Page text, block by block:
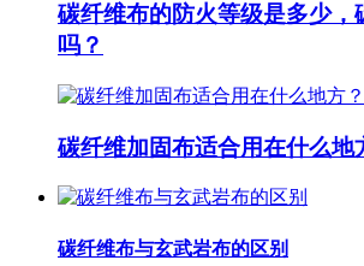
碳纤维布的防火等级是多少，
吗？
碳纤维加固布适合用在什么地
碳纤维布与玄武岩布的区别